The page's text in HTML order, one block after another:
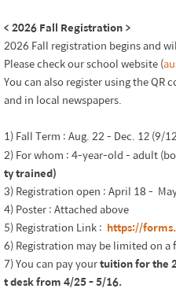
< 2026Fall Registration >
2026 Fall registration begins and
Please check our school website (
You can also register using the QR
and in local newspapers.
1) Fall Term : Aug. 22 - Dec. 12 (9/
2) For whom : 4-year-old - adult
ty trained)
3) Registration open : April 18-
4) Poster : Attached above
5) Registration Link : https://
6) Registration may be limited on
7) You can pay yourtuition for the
t desk from 4/25 - 5/16.